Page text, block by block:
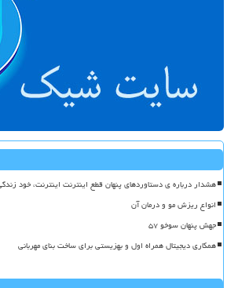
هشدار درباره ی دستاوردهای پنهان قطع اینترنت اینترنت، خود
انواع ریزش مو و درمان آن
جهش پنهان سوخو ۵۷
همکاری دیجیتال همراه اول و بهزیستی برای ساخت بنای مهربانی